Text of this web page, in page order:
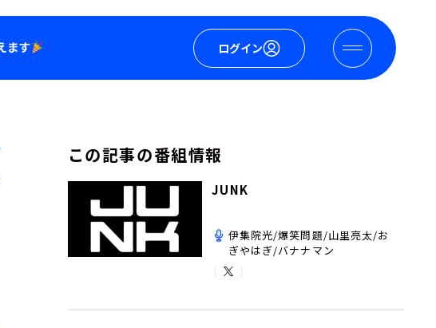
ログイン
この記事の番組情報
JUNK
伊集院光/爆笑問題/山里亮太/お
ぎやはぎ/バナナマン